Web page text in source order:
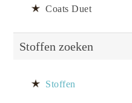
Coats Duet
Stoffen zoeken
Stoffen